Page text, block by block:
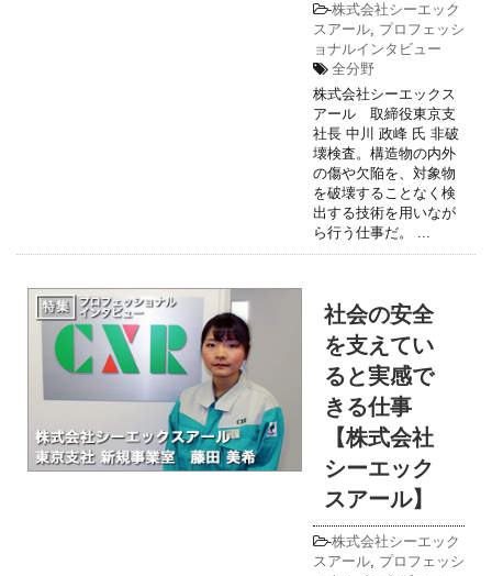
-株式会社シーエック
スアール, プロフェッシ
ョナルインタビュー
全分野
株式会社シーエックス
アール 取締役東京支
社長 中川 政峰 氏 非破
壊検査。構造物の内外
の傷や欠陥を、対象物
を破壊することなく検
出する技術を用いなが
ら行う仕事だ。 ...
社会の安全
を支えてい
ると実感で
きる仕事
【株式会社
シーエック
スアール】
-株式会社シーエック
スアール, プロフェッシ